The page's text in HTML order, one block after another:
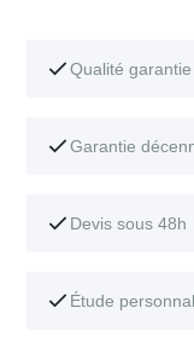
Qualité garantie
Garantie
Devis sous 48h
Étude